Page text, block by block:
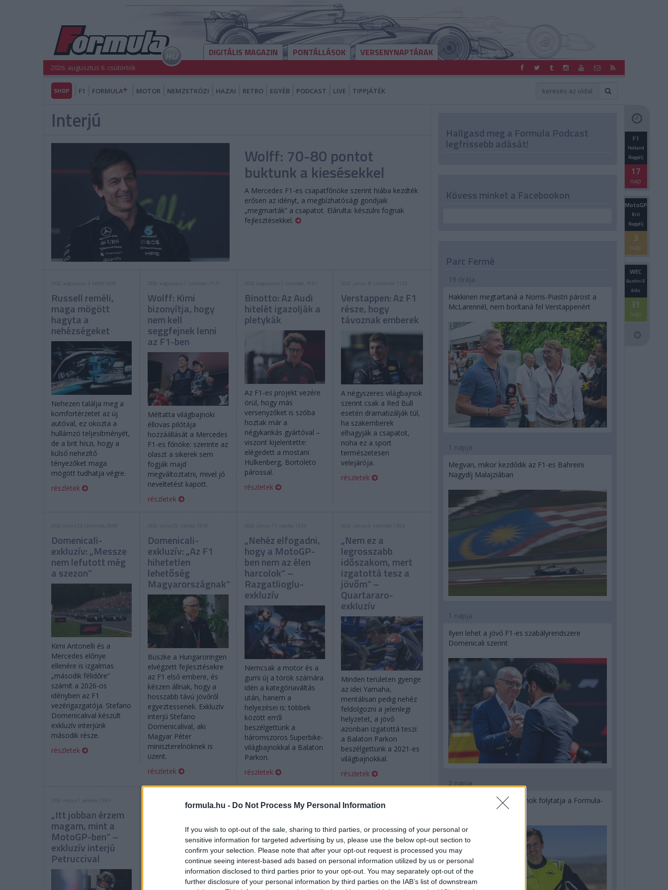
formula.hu - Do Not Process My Personal Information
If you wish to opt-out of the sale, sharing to third parties, or processing of your personal or
sensitive information for targeted advertising by us, please use the below opt-out section to
confirm your selection. Please note that after your opt-out request is processed you may
continue seeing interest-based ads based on personal information utilized by us or personal
information disclosed to third parties prior to your opt-out. You may separately opt-out of the
further disclosure of your personal information by third parties on the IAB’s list of downstream
DIGITÁLIS MAGAZIN PONTÁLLÁSOK VERSENYNAPTÁRAK
2026. augusztus 6. csütörtök
SHOP F1 FORMULA MOTOR NEMZETKÖZI HAZAI RETRO EGYÉB PODCAST LIVE TIPPJÁTÉK
Interjú
Wolff: 70-80 pontot
buktunk a kiesésekkel
A Mercedes F1-es csapatfőnöke szerint hiába kezdték
erősen az idényt, a megbízhatósági gondjaik
„megmarták” a csapatot. Elárulta: készülni fognak
fejlesztésekkel.
2026. augusztus 3. hétfő, 10:09
Russell reméli,
maga mögött
hagyta a
nehézségeket
Nehezen találja meg a
komfortérzetet az új
autóval, ez okozta a
hullámzó teljesítményét,
de a brit hiszi, hogy a
külső nehezítő
tényezőket maga
mögött tudhatja végre.
részletek
2026. augusztus 1. szombat, 11:21
Wolff: Kimi
bizonyítja, hogy
nem kell
seggfejnek lenni
az F1-ben
Méltatta világbajnoki
éllovas pilótája
hozzáállását a Mercedes
F1-es főnöke: szerinte az
olaszt a sikerek sem
fogják majd
megváltoztatni, mivel jó
neveltetést kapott.
részletek
2026. augusztus 1. szombat, 10:07
Binotto: Az Audi
hitelét igazolják a
pletykák
Az F1-es projekt vezére
örül, hogy más
versenyzőket is szóba
hoztak már a
négykarikás gyártóval –
viszont kijelentette:
elégedett a mostani
Hülkenberg, Bortoleto
párossal.
részletek
2026. július 30. csütörtök, 11:22
Verstappen: Az F1
része, hogy
távoznak emberek
A négyszeres világbajnok
szerint csak a Red Bull
esetén dramatizálják túl,
ha szakemberek
elhagyják a csapatot,
noha ez a sport
természetesen
velejárója.
részletek
2026. július 23. csütörtök, 08:00
Domenicali-
exkluzív: „Messze
nem lefutott még
a szezon”
Kimi Antonelli és a
Mercedes előnye
ellenére is izgalmas
„második félidőre”
számít a 2026-os
idényben az F1
vezérigazgatója. Stefano
Domenicalival készült
exkluzív interjúnk
második része.
részletek
2026. július 22. szerda, 18:35
Domenicali-
exkluzív: „Az F1
hihetetlen
lehetőség
Magyarországnak”
Büszke a Hungaroringen
elvégzett fejlesztésekre
az F1 első embere, és
készen állnak, hogy a
hosszabb távú jövőről
egyeztessenek. Exkluzív
interjú Stefano
Domenicalival, aki
Magyar Péter
miniszterelnöknek is
üzent.
részletek
2026. június 17. szerda, 12:05
„Nehéz elfogadni,
hogy a MotoGP-
ben nem az élen
harcolok” –
Razgatlioglu-
exkluzív
Nemcsak a motor és a
gumi új a török számára
idén a kategóriaváltás
után, hanem a
helyezései is: többek
között erről
beszélgettünk a
háromszoros Superbike-
világbajnokkal a Balaton
Parkon.
részletek
2026. június 6. szombat, 13:03
„Nem ez a
legrosszabb
időszakom, mert
izgatottá tesz a
jövőm” –
Quartararo-
exkluzív
Minden területen gyenge
az idei Yamaha,
mentálisan pedig nehéz
feldolgozni a jelenlegi
helyzetet, a jövő
azonban izgatottá teszi:
a Balaton Parkon
beszélgettünk a 2021-es
világbajnokkal.
részletek
2026. május 1. péntek, 13:03
„Itt jobban érzem
magam, mint a
MotoGP-ben” –
exkluzív interjú
Petruccival
Motocast: Interjú
a Le Mans-
győztes magyar
csapattal
Révész Racing –
interjú
Russell és
Antonelli a
Mercedes hosszú
távú terveiben –
Exkluzív
Hallgasd meg a Formula Podcast
legfrissebb adását! F1
Holland
Nagydíj
17
nap
MotoGP
Brit
Nagydíj
3
nap
WEC
Austini 6
órás
31
nap
Kövess minket a Facebookon
Parc Fermé
19 órája
Hakkinen megtartaná a Norris-Piastri párost a
McLarennél, nem borítaná fel Verstappenért
1 napja
Megvan, mikor kezdődik az F1-es Bahreini
Nagydíj Malajziában
1 napja
Ilyen lehet a jövő F1-es szabályrendszere
Domenicali szerint
2 napja
Újabb korábbi F2-es bajnok folytatja a Formula-